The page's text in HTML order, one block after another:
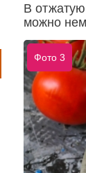
В
можно
Фото 3